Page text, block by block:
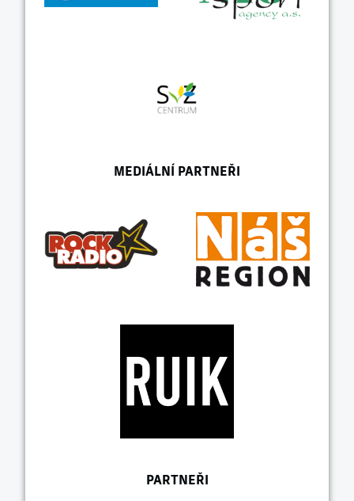
MEDIÁLNÍ PARTNEŘI
PARTNEŘI